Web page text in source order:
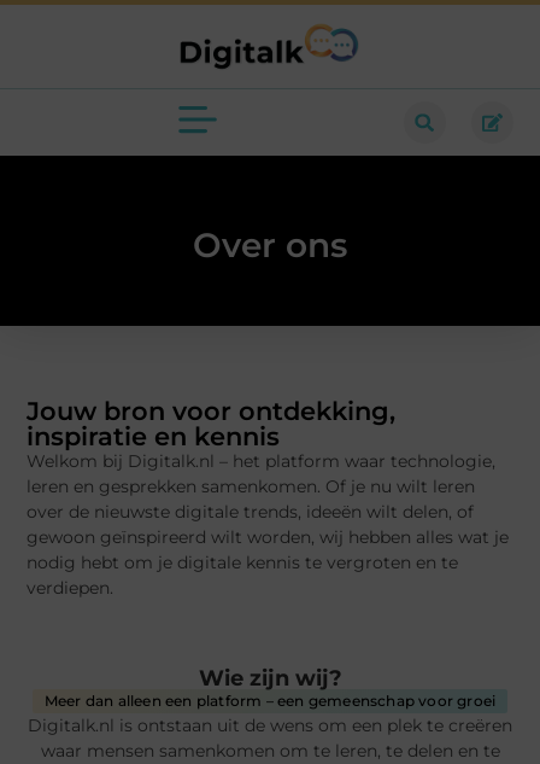
Over ons
Jouw bron voor ontdekking,
inspiratie en kennis
Welkom bij Digitalk.nl – het platform waar technologie,
leren en gesprekken samenkomen. Of je nu wilt leren
over de nieuwste digitale trends, ideeën wilt delen, of
gewoon geïnspireerd wilt worden, wij hebben alles wat je
nodig hebt om je digitale kennis te vergroten en te
verdiepen.
Wie zijn wij?
Meer dan alleen een platform – een gemeenschap voor groei
Digitalk.nl is ontstaan uit de wens om een plek te creëren
waar mensen samenkomen om te leren, te delen en te